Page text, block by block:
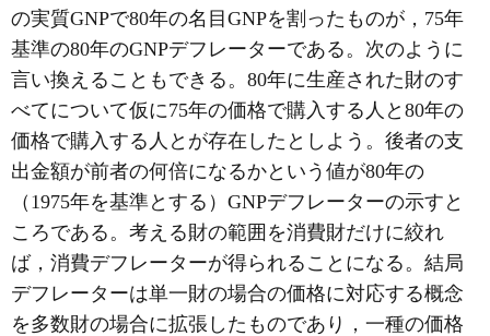
の実質GNPで80年の名目GNPを割ったものが，75年
基準の80年のGNPデフレーターである。次のように
言い換えることもできる。80年に生産された財のす
べてについて仮に75年の価格で購入する人と80年の
価格で購入する人とが存在したとしよう。後者の支
出金額が前者の何倍になるかという値が80年の
（1975年を基準とする）GNPデフレーターの示すと
ころである。考える財の範囲を消費財だけに絞れ
ば，消費デフレーターが得られることになる。結局
デフレーターは単一財の場合の価格に対応する概念
を多数財の場合に拡張したものであり，一種の価格